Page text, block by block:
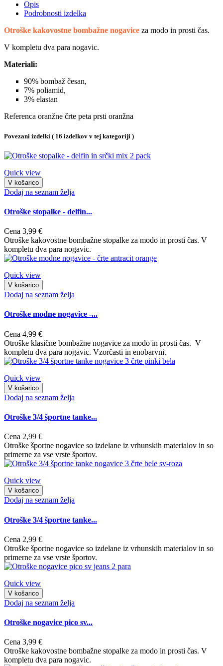
Opis
Podrobnosti izdelka
Otroške kakovostne bombažne nogavice za modo in prosti čas.
V kompletu dva para nogavic.
Materiali:
90% bombaž česan,
7% poliamid,
3% elastan
Referenca oranžne črte peta prsti oranžna
Povezani izdelki ( 16 izdelkov v tej kategoriji )
Quick view
V košarico
Dodaj na seznam želja
Otroške stopalke - delfin...
Cena 3,99 €
Otroške kakovostne bombažne stopalke za modo in prosti čas. V
kompletu dva para nogavic.
Quick view
V košarico
Dodaj na seznam želja
Otroške modne nogavice -...
Cena 4,99 €
Otroške klasične bombažne nogavice za modo in prosti čas. V
kompletu dva para nogavic. Vzorčasti in enobarvni.
Quick view
V košarico
Dodaj na seznam želja
Otroške 3/4 športne tanke...
Cena 2,99 €
Otroške športne nogavice so izdelane iz vrhunskih materialov in so
primerne za vse vrste športov.
Quick view
V košarico
Dodaj na seznam želja
Otroške 3/4 športne tanke...
Cena 2,99 €
Otroške športne nogavice so izdelane iz vrhunskih materialov in so
primerne za vse vrste športov.
Quick view
V košarico
Dodaj na seznam želja
Otroške nogavice pico sv...
Cena 3,99 €
Otroške kakovostne bombažne stopalke za modo in prosti čas. V
kompletu dva para nogavic.